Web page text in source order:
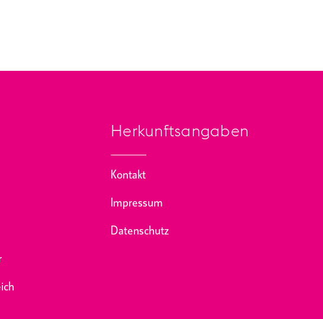
Herkunftsangaben
Kontakt
Impressum
Datenschutz